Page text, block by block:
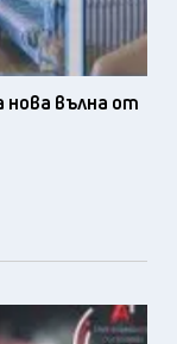
нова вълна от